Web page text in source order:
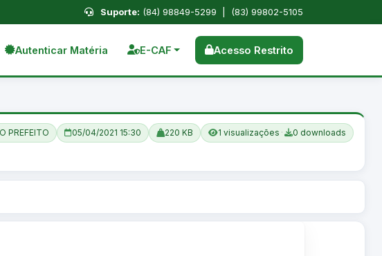
Suporte: (84) 98849-5299 | (83) 99802-5105
Autenticar Matéria E-CAF Acesso Restrito
PREFEITO 05/04/2021 15:30 220 KB 1 visualizações · 0 downloads